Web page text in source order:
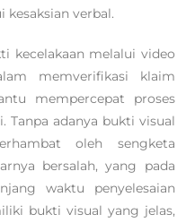
verbal.
kecelakaan melalui video
memverifikasi klaim
mempercepat proses
Tanpa adanya bukti visual
oleh sengketa
bersalah, yang pada
waktu penyelesaian
bukti visual yang jelas,